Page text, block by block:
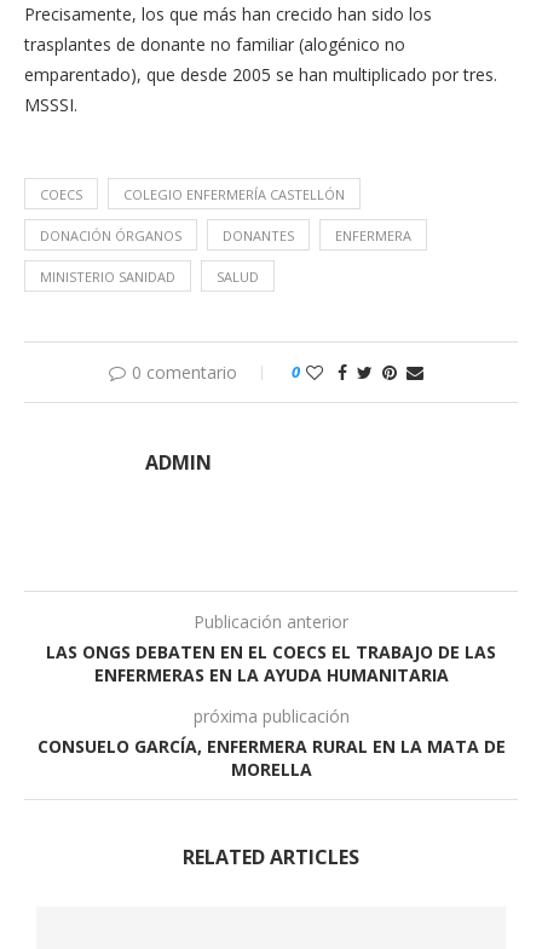
Precisamente, los que más han crecido han sido los
trasplantes de donante no familiar (alogénico no
emparentado), que desde 2005 se han multiplicado por tres.
MSSSI.
COECS COLEGIO ENFERMERÍA CASTELLÓN
DONACIÓN ÓRGANOS DONANTES ENFERMERA
MINISTERIO SANIDAD SALUD
0 comentario 0
ADMIN
Publicación anterior
LAS ONGS DEBATEN EN EL COECS EL TRABAJO DE LAS
ENFERMERAS EN LA AYUDA HUMANITARIA
próxima publicación
CONSUELO GARCÍA, ENFERMERA RURAL EN LA MATA DE
MORELLA
RELATED ARTICLES